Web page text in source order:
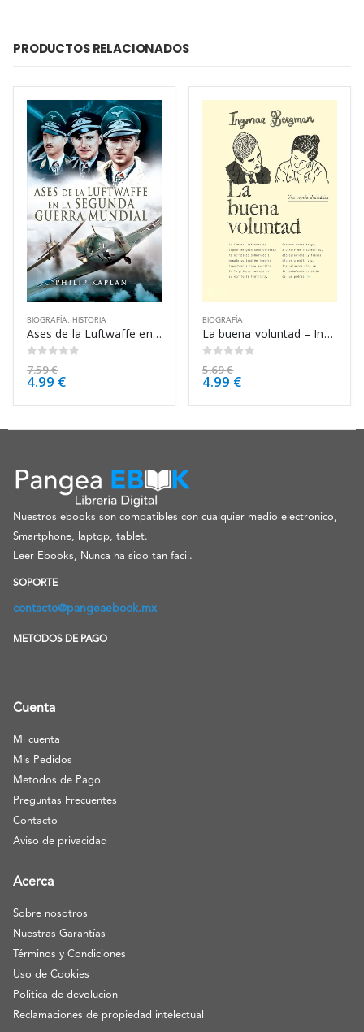
PRODUCTOS RELACIONADOS
BIOGRAFÍA HISTORIA
Ases de la Luftwaffe en la Segunda Guerra – Philip Kaplan
7.59€
4.99 €
BIOGRAFÍA
La buena voluntad – Ingmar Bergman
5.69€
4.99 €
Nuestros ebooks son compatibles con cualquier medio electronico,
Smartphone, laptop, tablet.
Leer Ebooks, Nunca ha sido tan facil.
SOPORTE
contacto@pangeaebook.mx
METODOS DE PAGO
Cuenta
Mi cuenta
Mis Pedidos
Metodos de Pago
Preguntas Frecuentes
Contacto
Aviso de privacidad
Acerca
Sobre nosotros
Nuestras Garantías
Términos y Condiciones
Uso de Cookies
Politica de devolucion
Reclamaciones de propiedad intelectual